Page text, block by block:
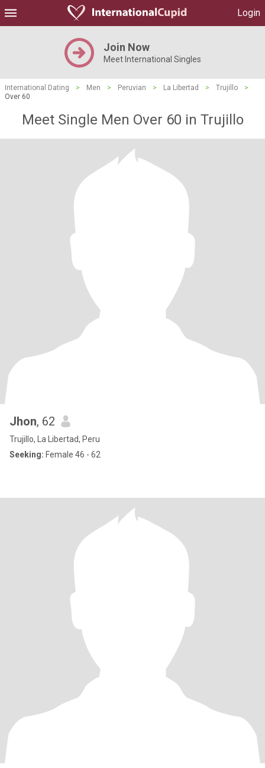
Login
Join Now
Meet International Singles
International Dating > Men > Peruvian > La Libertad > Trujillo
>
Over 60
Meet Single Men Over 60 in Trujillo
Jhon, 62
Trujillo, La Libertad, Peru
Seeking: Female 46 - 62